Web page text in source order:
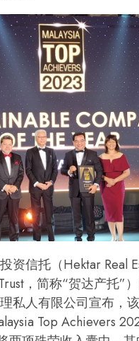
资信托（Hektar Real
，简称“贺达产托”
私人有限公司宣布，
Top Achievers